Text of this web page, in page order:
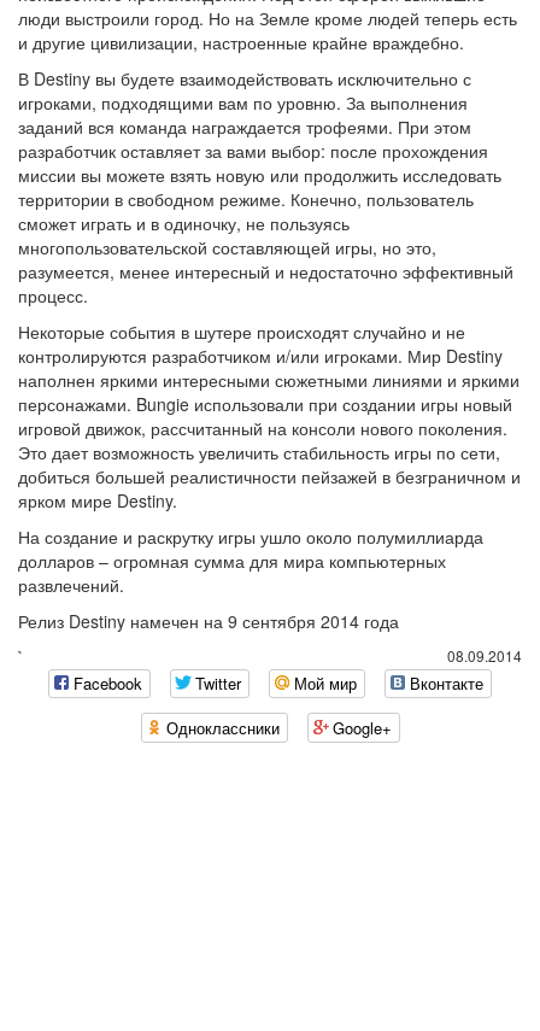
люди выстроили город. Но на Земле кроме людей теперь есть
и другие цивилизации, настроенные крайне враждебно.
В Destiny вы будете взаимодействовать исключительно с
игроками, подходящими вам по уровню. За выполнения
заданий вся команда награждается трофеями. При этом
разработчик оставляет за вами выбор: после прохождения
миссии вы можете взять новую или продолжить исследовать
территории в свободном режиме. Конечно, пользователь
сможет играть и в одиночку, не пользуясь
многопользовательской составляющей игры, но это,
разумеется, менее интересный и недостаточно эффективный
процесс.
Некоторые события в шутере происходят случайно и не
контролируются разработчиком и/или игроками. Мир Destiny
наполнен яркими интересными сюжетными линиями и яркими
персонажами. Bungie использовали при создании игры новый
игровой движок, рассчитанный на консоли нового поколения.
Это дает возможность увеличить стабильность игры по сети,
добиться большей реалистичности пейзажей в безграничном и
ярком мире Destiny.
На создание и раскрутку игры ушло около полумиллиарда
долларов – огромная сумма для мира компьютерных
развлечений.
Релиз Destiny намечен на 9 сентября 2014 года
08.09.2014
`
Facebook Twitter Мой мир
Вконтакте
Одноклассники
Google+